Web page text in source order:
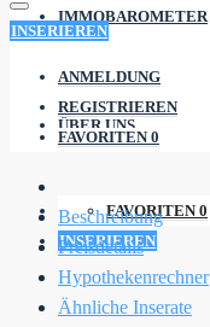
IMMOBAROMETER
ÜBER UNS
FAVORITEN 0
INSERIEREN
INSERIEREN
ANMELDUNG
REGISTRIEREN
FAVORITEN 0
Beschreibung
Preisdetails
Hypothekenrechner
Ähnliche Inserate